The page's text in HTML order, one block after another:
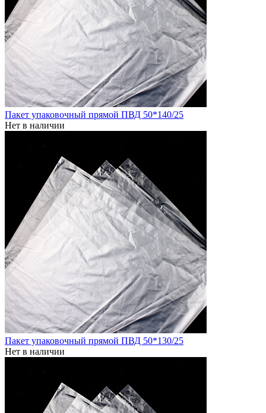
Пакет упаковочный прямой ПВД 50*140/25
Нет в наличии
Пакет упаковочный прямой ПВД 50*130/25
Нет в наличии